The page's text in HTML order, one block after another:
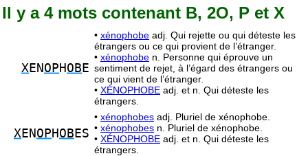
Il y a 4 mots contenant B, 2O, P et X
XEN OP H OB E
• xénophobe adj. Qui rejette ou qui déteste les
étrangers ou ce qui provient de l’étranger.
• xénophobe n. Personne qui éprouve un
sentiment de rejet, à l’égard des étrangers ou
ce qui vient de l’étranger.
• XÉNOPHOBE adj. et n. Qui déteste les
étrangers.
XEN OP H OB ES
• xénophobes adj. Pluriel de xénophobe.
• xénophobes n. Pluriel de xénophobe.
• XÉNOPHOBE adj. et n. Qui déteste les
étrangers.